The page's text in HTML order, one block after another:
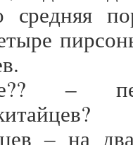
средняя
‒
‒ на